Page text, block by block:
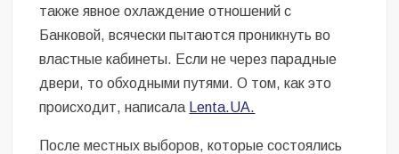
также явное охлаждение отношений с
Банковой, всячески пытаются проникнуть во
властные кабинеты. Если не через парадные
двери, то обходными путями. О том, как это
происходит, написала
Lenta.UA.
После местных выборов, которые состоялись